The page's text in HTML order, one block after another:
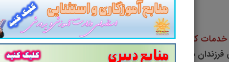
خدمات کشوریدر67تست با پاسخ در17صفحه شامل تست از
شهدا و فرزندان جانبازان سال 1403.
سوالات چهارجوابی